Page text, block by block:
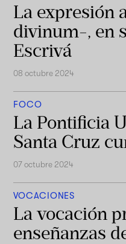
La expresión
divinum-, en
Escrivá
08 octubre 2024
FOCO
La Pontificia
Santa Cruz
07 octubre 2024
VOCACIONES
La vocación
enseñanzas